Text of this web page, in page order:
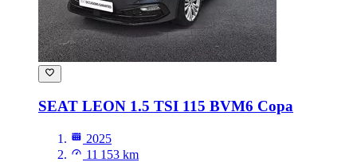
SEAT LEON 1.5 TSI 115 BVM6 Copa
2025
11 153 km